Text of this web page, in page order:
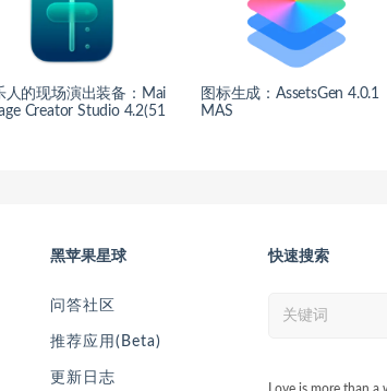
人的现场演出装备：Mai
Creator Studio 4.2(51
图标生成：AssetsGen 4.0.1
MAS
黑苹果星球
问答社区
推荐应用(Beta)
更新日志
快速搜索